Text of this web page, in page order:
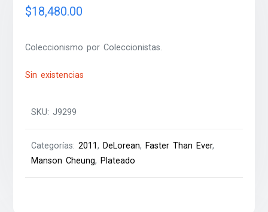
$18,480.00
Coleccionismo por Coleccionistas.
Sin existencias
SKU:J9299
Categorías:2011, DeLorean, Faster Than Ever,
Manson Cheung, Plateado